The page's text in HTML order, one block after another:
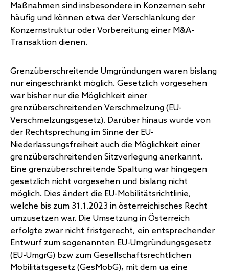
Maßnahmen sind insbesondere in Konzernen sehr
häufig und können etwa der Verschlankung der
Konzernstruktur oder Vorbereitung einer M&A-
Transaktion dienen.
Grenzüberschreitende Umgründungen waren bislang
nur eingeschränkt möglich. Gesetzlich vorgesehen
war bisher nur die Möglichkeit einer
grenzüberschreitenden Verschmelzung (EU-
Verschmelzungsgesetz). Darüber hinaus wurde von
der Rechtsprechung im Sinne der EU-
Niederlassungsfreiheit auch die Möglichkeit einer
grenzüberschreitenden Sitzverlegung anerkannt.
Eine grenzüberschreitende Spaltung war hingegen
gesetzlich nicht vorgesehen und bislang nicht
möglich. Dies ändert die EU-Mobilitätsrichtlinie,
welche bis zum 31.1.2023 in österreichisches Recht
umzusetzen war. Die Umsetzung in Österreich
erfolgte zwar nicht fristgerecht, ein entsprechender
Entwurf zum sogenannten EU-Umgründungsgesetz
(EU-UmgrG) bzw zum Gesellschaftsrechtlichen
Mobilitätsgesetz (GesMobG), mit dem ua eine